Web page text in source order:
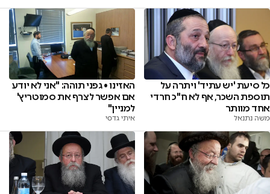
כל סיעת 'יש עתיד' ויתרה על
תוספת השכר, אף לא ח"כ חרדי
אחד מוותר
משה נתנאל
האזינו • גפני תוהה: "אני לא יודע
אם אפשר לצרף את סמוטריץ'
למניין"
איתי גדסי